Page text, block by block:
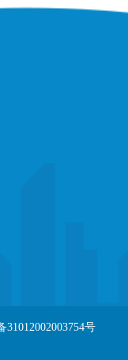
31012002003754号